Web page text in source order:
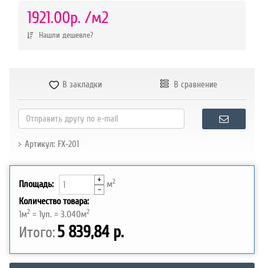
1921.00р. р.
/м2
Нашли дешевле?
В закладки В сравнение
Артикул: FX-201
Площадь:
+
- м2
Количество товара:
1м2 =1уп. =3.040м2
Итого:5 839,84 р.